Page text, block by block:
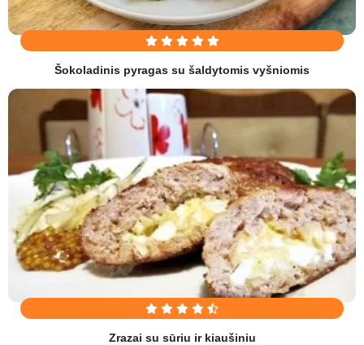
Šokoladinis pyragas su šaldytomis vyšniomis
Zrazai su sūriu ir kiaušiniu